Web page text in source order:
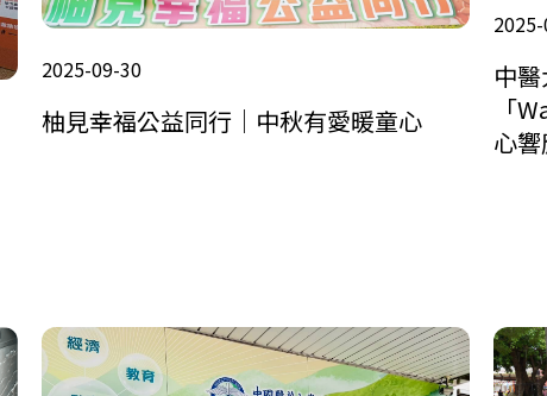
2025-09-30
柚見幸福公益同行｜中秋有愛暖童心
中
「
心